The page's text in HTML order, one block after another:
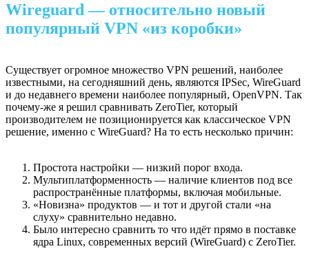
Wireguard — относительно новый
популярный VPN «из коробки»
Существует огромное множество VPN решений, наиболее
известными, на сегодняшний день, являются IPSec, WireGuard
и до недавнего времени наиболее популярный, OpenVPN. Так
почему-же я решил сравнивать ZeroTier, который
производителем не позиционируется как классическое VPN
решение, именно с WireGuard? На то есть несколько причин:
Простота настройки — низкий порог входа.
Мультиплатформенность — наличие клиентов под все
распространённые платформы, включая мобильные.
«Новизна» продуктов — и тот и другой стали «на
слуху» сравнительно недавно.
Было интересно сравнить то что идёт прямо в поставке
ядра Linux, современных версий (WireGuard) с ZeroTier.